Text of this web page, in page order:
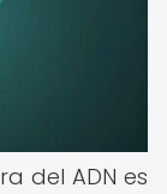
del ADN es